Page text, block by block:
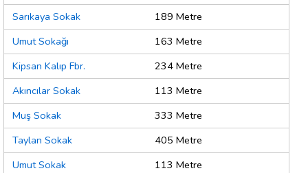
Sarıkaya Sokak
189 Metre
Umut Sokağı
163 Metre
Kipsan Kalıp Fbr.
234 Metre
Akıncılar Sokak
113 Metre
Muş Sokak
333 Metre
Taylan Sokak
405 Metre
Umut Sokak
113 Metre